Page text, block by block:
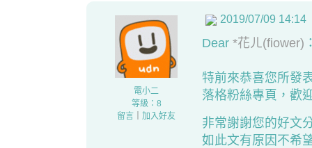
電小二
等級：8
留言
加入好友
2019/07/09 14:14
Dear *花ㄦ(fiower)
特前來恭喜您所發
落格粉絲專頁 ，歡
非常謝謝您的好文
如此文有原因不希